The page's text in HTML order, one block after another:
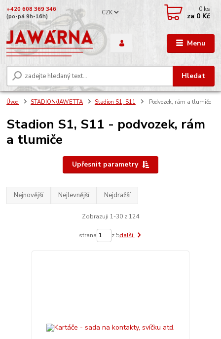
Menu
CZK
Hledat
+420 608 369 346
(po-pá 9h-16h)
0 ks
za 0 Kč
Úvod STADION/JAWETTA Stadion S1, S11 Podvozek, rám a tlumiče
Stadion S1, S11 - podvozek, rám
a tlumiče
Upřesnit parametry
Nejnovější Nejlevnější Nejdražší
Zobrazuji 1-30 z 124
strana z 5další